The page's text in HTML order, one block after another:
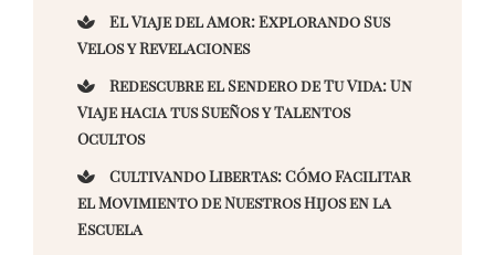
El Viaje del Amor: Explorando Sus
Velos y Revelaciones
Redescubre el Sendero de Tu Vida: Un
Viaje hacia tus Sueños y Talentos
Ocultos
Cultivando Libertas: Cómo Facilitar
el Movimiento de Nuestros Hijos en la
Escuela